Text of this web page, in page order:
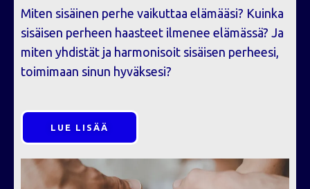
Miten sisäinen perhe vaikuttaa elämääsi? Kuinka
sisäisen perheen haasteet ilmenee elämässä? Ja
miten yhdistät ja harmonisoit sisäisen perheesi,
toimimaan sinun hyväksesi?
LUE LISÄÄ